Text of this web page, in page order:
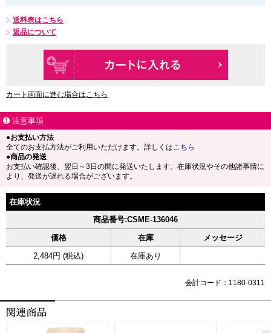
送料表はこちら
返品について
カート画面に進む場合はこちら
注意事項
●お支払い方法
全てのお支払方法がご利用いただけます。詳しくはこちら
●商品の発送
お支払い確認後、翌日～3日の間に発送いたします。在庫状況やその他諸事情に
より、発送が遅れる場合がございます。
在庫状況
商品番号:CSME-136046
価格
在庫
メッセージ
2,484円 (税込)
在庫あり
会計コード：1180-0311